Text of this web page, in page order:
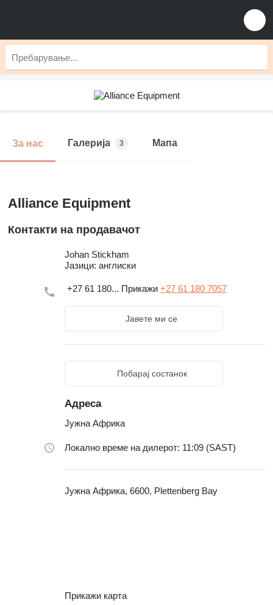
За нас Галерија 3 Мапа
Alliance Equipment
Контакти на продавачот
Johan Stickham
Јазици: англиски
+27 61 180... Прикажи +27 61 180 7057
Јавете ми се
Побарај состанок
Адреса
Јужна Африка
Локално време на дилерот: 11:09 (SAST)
Јужна Африка, 6600, Plettenberg Bay
Прикажи карта